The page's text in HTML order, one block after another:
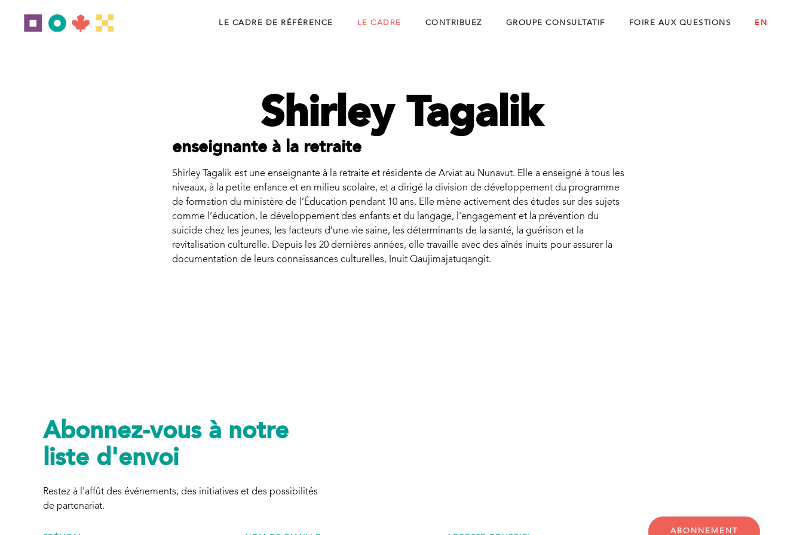
LE CADRE DE RÉFÉRENCE LE CADRE CONTRIBUEZ GROUPE CONSULTATIF FOIRE AUX QUESTIONS EN
Shirley Tagalik
enseignante à la retraite
Shirley Tagalik est une enseignante à la retraite et résidente de Arviat au Nunavut. Elle a enseigné à tous les
niveaux, à la petite enfance et en milieu scolaire, et a dirigé la division de développement du programme
de formation du ministère de l’Éducation pendant 10 ans. Elle mène activement des études sur des sujets
comme l’éducation, le développement des enfants et du langage, l'engagement et la prévention du
suicide chez les jeunes, les facteurs d’une vie saine, les déterminants de la santé, la guérison et la
revitalisation culturelle. Depuis les 20 dernières années, elle travaille avec des aînés inuits pour assurer la
documentation de leurs connaissances culturelles, Inuit Qaujimajatuqangit.
Abonnez-vous à notre
liste d'envoi
Restez à l'affût des événements, des initiatives et des possibilités
de partenariat.